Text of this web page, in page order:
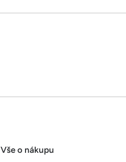
Vše o nákupu